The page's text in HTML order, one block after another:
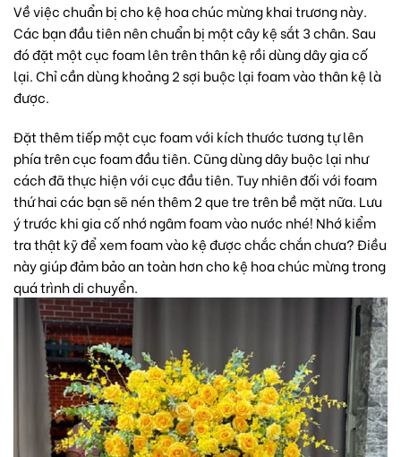
Về việc chuẩn bị chokệ hoa chúc mừng khai trươngnày.
Các bạn đầu tiên nên chuẩn bị một cây kệ sắt 3 chân. Sau
đó đặt một cục foam lên trên thân kệ rồi dùng dây gia cố
lại. Chỉ cần dùng khoảng 2 sợi buộc lại foam vào thân kệ là
được.
Đặt thêm tiếp một cục foam với kích thước tương tự lên
phía trên cục foam đầu tiên. Cũng dùng dây buộc lại như
cách đã thực hiện với cục đầu tiên. Tuy nhiên đối với foam
thứ hai các bạn sẽ nén thêm 2 que tre trên bề mặt nữa. Lưu
ý trước khi gia cố nhớ ngâm foam vào nước nhé! Nhớ kiểm
tra thật kỹ để xem foam vào kệ được chắc chắn chưa? Điều
này giúp đảm bảo an toàn hơn cho kệ hoa chúc mừng trong
quá trình di chuyển.